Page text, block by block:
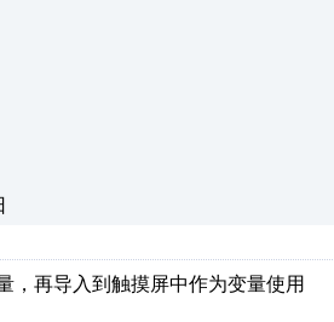
，再导入到触摸屏中作为变量使用